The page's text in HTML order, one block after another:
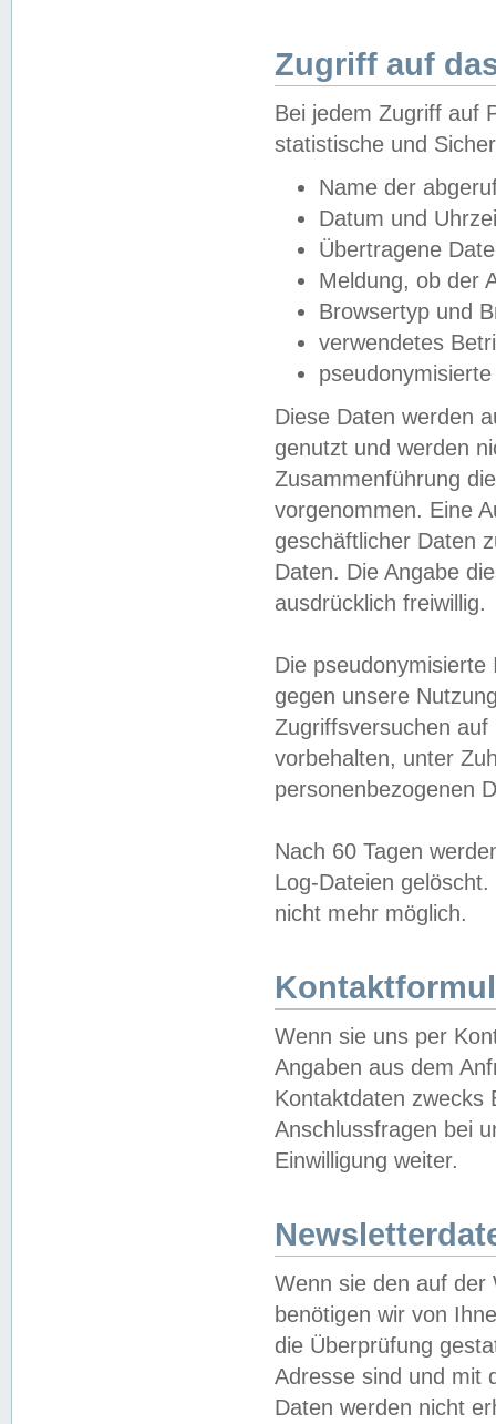
Zugriff auf
Bei jedem Zugriff auf
statistische und
Name der
Datum und
Übertragene
Meldung, ob der
Browsertyp und
verwendetes
Diese Daten werden
genutzt und werden
Zusammenführung
vorgenommen. Eine
geschäftlicher Daten
Daten. Die Angabe
ausdrücklich freiwillig.
Die
gegen unsere
Zugriffsversuchen
vorbehalten, unter
personenbezogenen
Nach 60 Tagen
Log-Dateien
nicht mehr möglich.
Wenn sie uns per
Angaben aus dem
Kontaktdaten zwecks
Anschlussfragen bei
Einwilligung weiter.
Wenn sie den auf der
benötigen wir von
die Überprüfung
Adresse sind und mit
Daten werden nicht